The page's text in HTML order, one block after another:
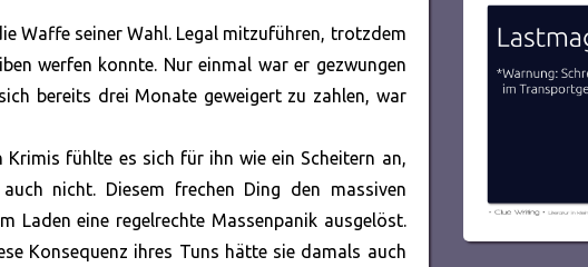
Waffe seiner Wahl. Legal mitzuführen, trotzdem
werfen konnte. Nur einmal war er gezwungen
bereits drei Monate geweigert zu zahlen, war
fühlte es sich für ihn wie ein Scheitern an,
nicht. Diesem frechen Ding den massiven
Laden eine regelrechte Massenpanik ausgelöst.
Konsequenz ihres Tuns hätte sie damals auch